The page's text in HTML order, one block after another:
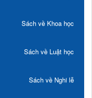
Sách về Khoa học
Sách về Luật học
Sách về Nghi lễ